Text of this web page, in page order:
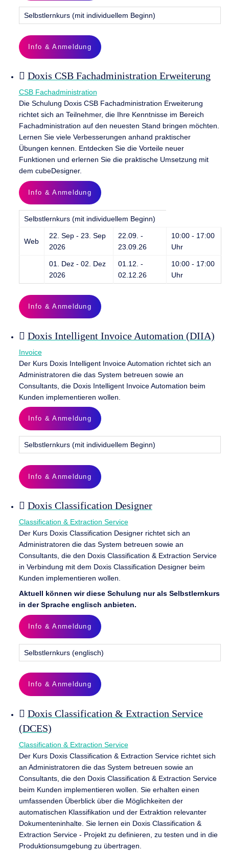
Selbstlernkurs (mit individuellem Beginn)
Info & Anmeldung
Doxis CSB Fachadministration Erweiterung
CSB Fachadministration
Die Schulung Doxis CSB Fachadministration Erweiterung
richtet sich an Teilnehmer, die Ihre Kenntnisse im Bereich
Fachadministration auf den neuesten Stand bringen möchten.
Lernen Sie viele Verbesserungen anhand praktischer
Übungen kennen. Entdecken Sie die Vorteile neuer
Funktionen und erlernen Sie die praktische Umsetzung mit
dem cubeDesigner.
Info & Anmeldung
Selbstlernkurs (mit individuellem Beginn)
Web
22. Sep - 23. Sep
2026
22.09. -
23.09.26
10:00 - 17:00
Uhr
01. Dez - 02. Dez
2026
01.12. -
02.12.26
10:00 - 17:00
Uhr
Info & Anmeldung
Doxis Intelligent Invoice Automation (DIIA)
Invoice
Der Kurs Doxis Intelligent Invoice Automation richtet sich an
Administratoren die das System betreuen sowie an
Consultants, die Doxis Intelligent Invoice Automation beim
Kunden implementieren wollen.
Info & Anmeldung
Selbstlernkurs (mit individuellem Beginn)
Info & Anmeldung
Doxis Classification Designer
Classification & Extraction Service
Der Kurs Doxis Classification Designer richtet sich an
Administratoren die das System betreuen sowie an
Consultants, die den Doxis Classification & Extraction Service
in Verbindung mit dem Doxis Classification Designer beim
Kunden implementieren wollen.
Aktuell können wir diese Schulung nur als Selbstlernkurs
in der Sprache englisch anbieten.
Info & Anmeldung
Selbstlernkurs (englisch)
Info & Anmeldung
Doxis Classification & Extraction Service
(DCES)
Classification & Extraction Service
Der Kurs Doxis Classification & Extraction Service richtet sich
an Administratoren die das System betreuen sowie an
Consultants, die den Doxis Classification & Extraction Service
beim Kunden implementieren wollen. Sie erhalten einen
umfassenden Überblick über die Möglichkeiten der
automatischen Klassifikation und der Extraktion relevanter
Dokumenteninhalte. Sie lernen ein Doxis Classification &
Extraction Service - Projekt zu definieren, zu testen und in die
Produktionsumgebung zu übertragen.